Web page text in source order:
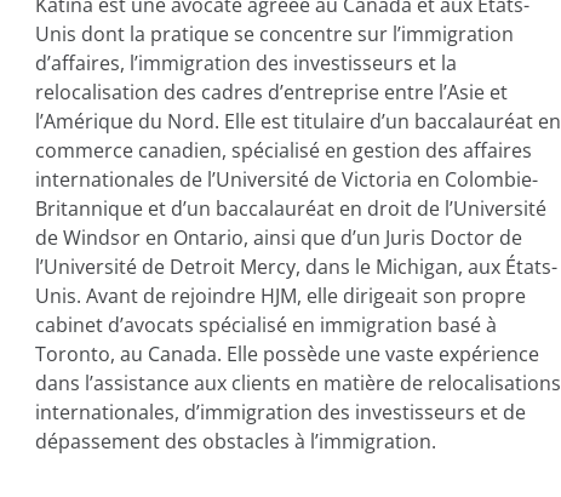
Unis dont la pratique se concentre sur l’immigration
d’affaires, l’immigration des investisseurs et la
relocalisation des cadres d’entreprise entre l’Asie et
l’Amérique du Nord. Elle est titulaire d’un baccalauréat en
commerce canadien, spécialisé en gestion des affaires
internationales de l’Université de Victoria en Colombie-
Britannique et d’un baccalauréat en droit de l’Université
de Windsor en Ontario, ainsi que d’un Juris Doctor de
l’Université de Detroit Mercy, dans le Michigan, aux États-
Unis. Avant de rejoindre HJM, elle dirigeait son propre
cabinet d’avocats spécialisé en immigration basé à
Toronto, au Canada. Elle possède une vaste expérience
dans l’assistance aux clients en matière de relocalisations
internationales, d’immigration des investisseurs et de
dépassement des obstacles à l’immigration.